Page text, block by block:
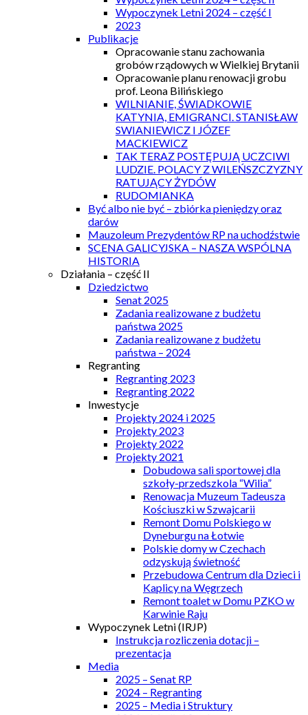
Wypoczynek Letni 2024 – część I
2023
Publikacje
Opracowanie stanu zachowania
grobów rządowych w Wielkiej Brytanii
Opracowanie planu renowacji grobu
prof. Leona Bilińskiego
WILNIANIE, ŚWIADKOWIE
KATYNIA, EMIGRANCI. STANISŁAW
SWIANIEWICZ I JÓZEF
MACKIEWICZ
TAK TERAZ POSTĘPUJĄ UCZCIWI
LUDZIE. POLACY Z WILEŃSZCZYZNY
RATUJĄCY ŻYDÓW
RUDOMIANKA
Być albo nie być – zbiórka pieniędzy oraz
darów
Mauzoleum Prezydentów RP na uchodźstwie
SCENA GALICYJSKA – NASZA WSPÓLNA
HISTORIA
Działania – część II
Dziedzictwo
Senat 2025
Zadania realizowane z budżetu
państwa 2025
Zadania realizowane z budżetu
państwa – 2024
Regranting
Regranting 2023
Regranting 2022
Inwestycje
Projekty 2024 i 2025
Projekty 2023
Projekty 2022
Projekty 2021
Dobudowa sali sportowej dla
szkoły-przedszkola “Wilia”
Renowacja Muzeum Tadeusza
Kościuszki w Szwajcarii
Remont Domu Polskiego w
Dyneburgu na Łotwie
Polskie domy w Czechach
odzyskują świetność
Przebudowa Centrum dla Dzieci i
Kaplicy na Węgrzech
Remont toalet w Domu PZKO w
Karwinie Raju
Wypoczynek Letni (IRJP)
Instrukcja rozliczenia dotacji –
prezentacja
Media
2025 – Senat RP
2024 – Regranting
2025 – Media i Struktury